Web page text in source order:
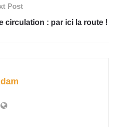
Post
circulation : par ici la route !